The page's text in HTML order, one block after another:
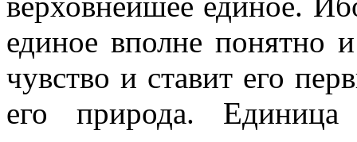
единое вполне понятно
чувство и ставит его
его природа.